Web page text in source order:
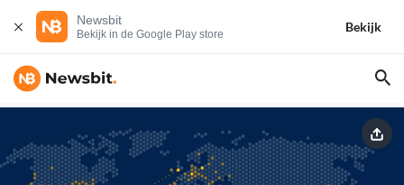
Newsbit
Bekijk in de Google Play store
Bekijk